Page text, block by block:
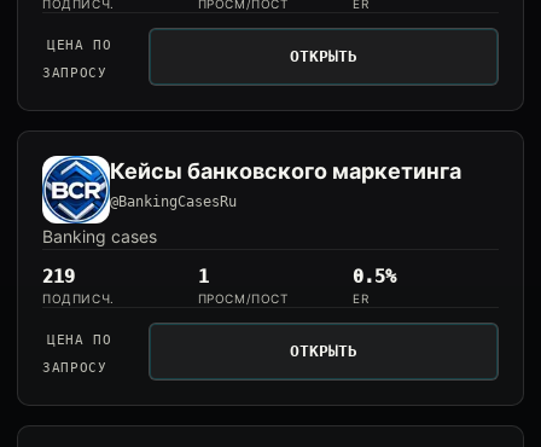
ПОДПИСЧ. ПРОСМ/ПОСТ ER
ЦЕНА ПО
ЗАПРОСУ
ОТКРЫТЬ
Кейсы банковского маркетинга
@BankingCasesRu
Banking cases
219
ПОДПИСЧ.
1
ПРОСМ/ПОСТ
0.5%
ER
ЦЕНА ПО
ЗАПРОСУ
ОТКРЫТЬ